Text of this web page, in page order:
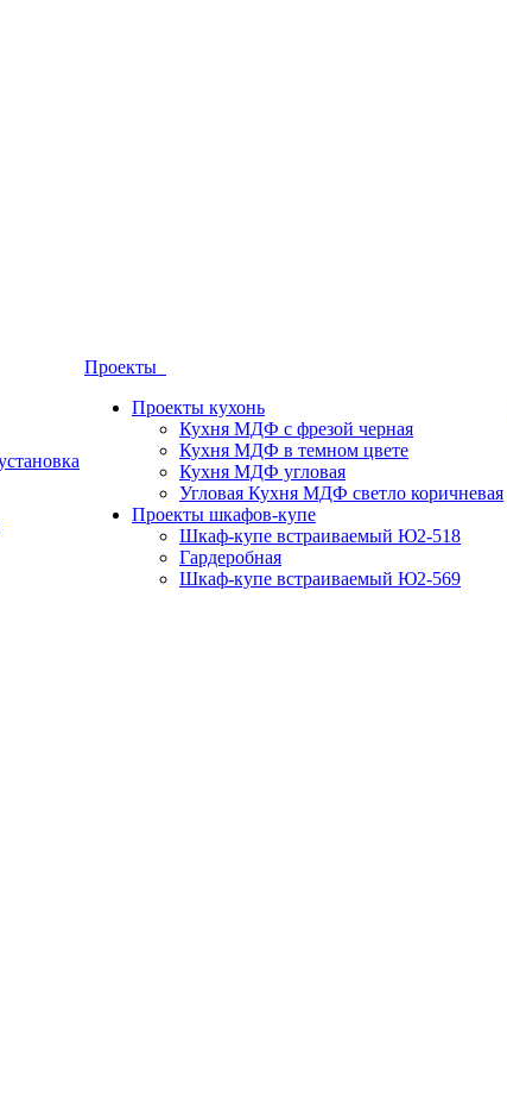
Проекты
Проекты кухонь
Кухня МДФ с фрезой черная
Кухня МДФ в темном цвете
Кухня МДФ угловая
Угловая Кухня МДФ светло коричневая
Проекты шкафов-купе
Шкаф-купе встраиваемый Ю2-518
Гардеробная
Шкаф-купе встраиваемый Ю2-569